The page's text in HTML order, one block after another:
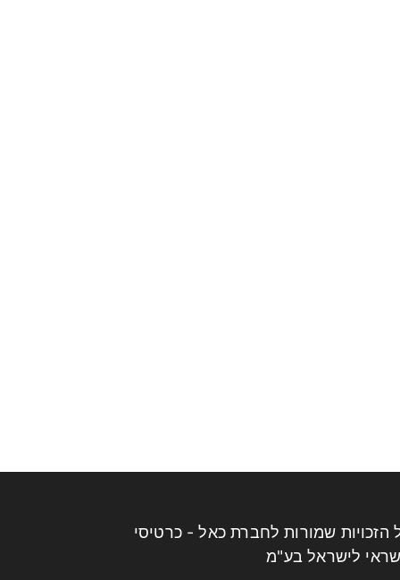
הזכויות שמורות לחברת כאל - כרטיסי
לישראל בע"מ